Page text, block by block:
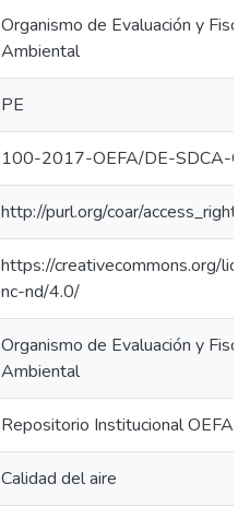
Organismo de Evaluación y
Ambiental
PE
100-2017-OEFA/DE-SDCA-
http://purl.org/coar/access_right/
https://creativecommons.org/
nc-nd/4.0/
Organismo de Evaluación y
Ambiental
Repositorio Institucional OEFA
Calidad del aire